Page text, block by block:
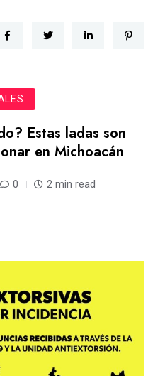
Estas ladas son
en Michoacán
0 2 min read